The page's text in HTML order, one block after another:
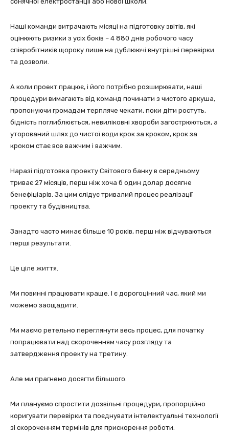
Наші команди витрачають місяці на підготовку звітів, які
оцінюють ризики з усіх боків – 4 880 днів робочого часу
співробітників щороку лише на дублюючі внутрішні перевірки
та дозволи.
А коли проект працює, і його потрібно розширювати, наші
процедури вимагають від команд починати з чистого аркуша,
пропонуючи громадам терпляче чекати, поки діти ростуть,
бідність поглиблюється, невиліковні хвороби загострюються, а
уторований шлях до чистої води крок за кроком, крок за
кроком стає все важчим і важчим.
Наразі підготовка проекту Світового банку в середньому
триває 27 місяців, перш ніж хоча б один долар досягне
бенефіціарів. За цим слідує тривалий процес реалізації
проекту та будівництва.
Занадто часто минає більше 10 років, перш ніж відчуваються
перші результати.
Це ціле життя.
Ми повинні працювати краще. І є дорогоцінний час, який ми
можемо заощадити.
Ми маємо ретельно переглянути весь процес, для початку
попрацювати над скороченням часу розгляду та
затвердження проекту на третину.
Але ми прагнемо досягти більшого.
Ми плануємо спростити дозвільні процедури, пропорційно
коригувати перевірки та поєднувати інтелектуальні технології
зі скороченням термінів для прискорення роботи.